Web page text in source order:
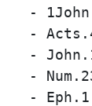
-
-
-
-
-